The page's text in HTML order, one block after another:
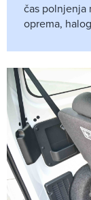
čas polnjenja
oprema,